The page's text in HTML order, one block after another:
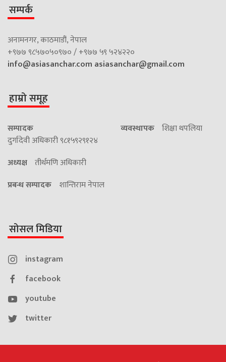
सम्पर्क
अनामनगर, काठमाडौं, नेपाल
+९७७ ९८५७०५०९७० / +९७७ ५९ ५२४२२०
info@asiasanchar.com asiasanchar@gmail.com
हाम्रो समूह
सम्पादक
दुर्गादेवी अधिकारी ९८१५९२९१२४
व्यवस्थापक शिक्षा थपलिया
अध्यक्ष तीर्थमणि अधिकारी
प्रबन्ध सम्पादक शान्तिराम नेपाल
सोसल मिडिया
instagram
facebook
youtube
twitter